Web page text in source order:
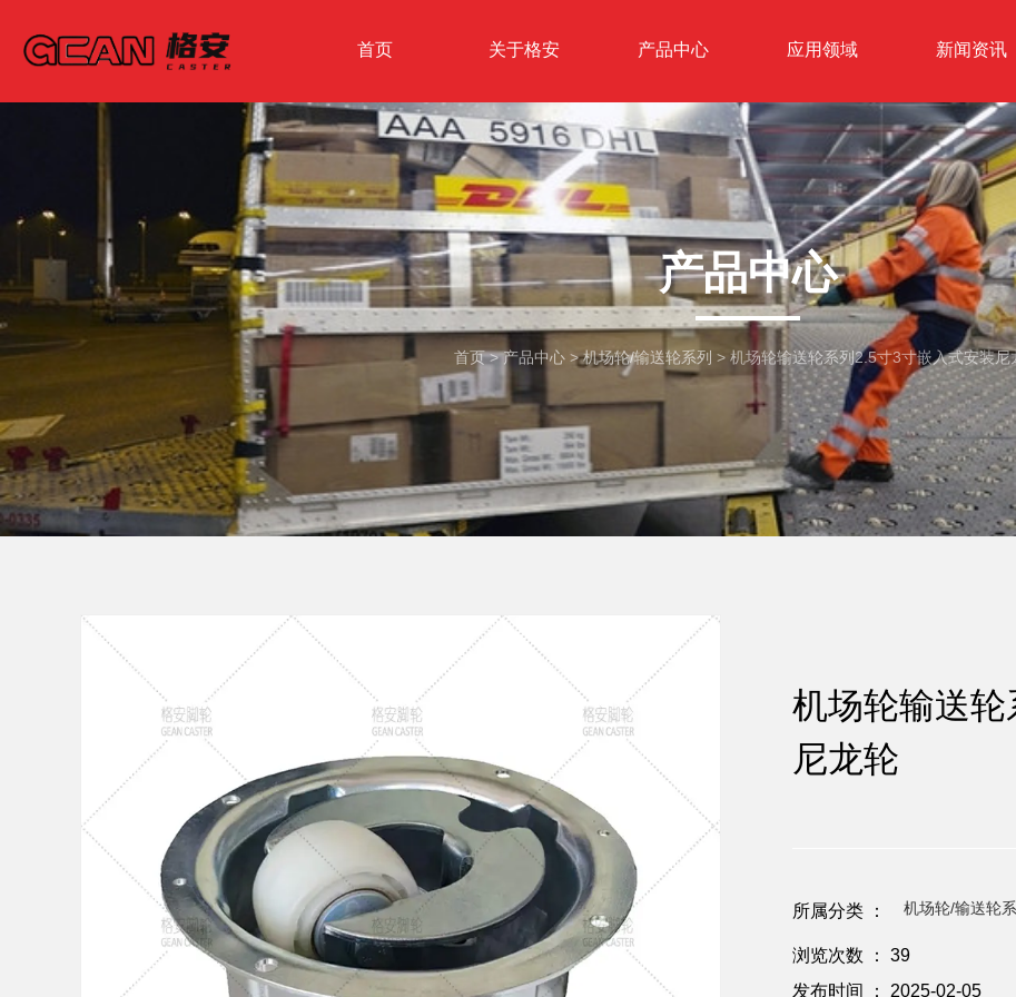
首页 关于格安 产品中心 应用领域 新闻资讯
产品中心
首页>产品中心 >机场轮/输送轮系列 > 机场轮输送轮系列2.5寸3寸嵌入式安装尼
机场轮输送
尼龙轮
所属分类 ： 机场轮/输送轮
浏览次数 ： 39
发布时间 ： 2025-02-05